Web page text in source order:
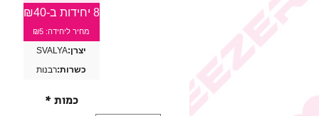
8 יחידות ב-₪40
מחיר ליחידה: ₪5
יצרן:SVALYA
כשרות:רבנות
כמות *